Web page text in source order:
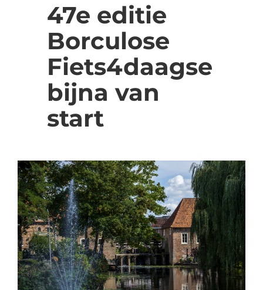
47e editie
Borculose
Fiets4daagse
bijna van
start